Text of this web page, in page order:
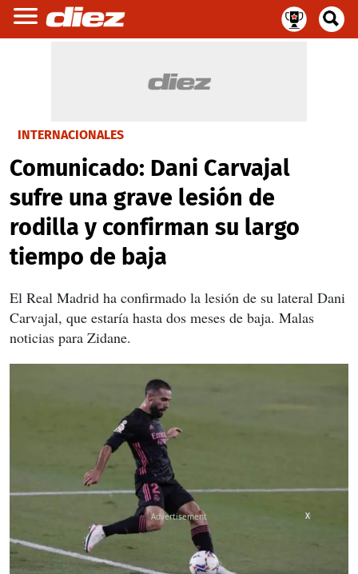
INTERNACIONALES
Comunicado: Dani Carvajal
sufre una grave lesión de
rodilla y confirman su largo
tiempo de baja
El Real Madrid ha confirmado la lesión de su lateral Dani
Carvajal, que estaría hasta dos meses de baja. Malas
noticias para Zidane.
X